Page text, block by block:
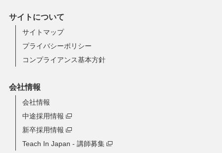
サイトについて
サイトマップ
プライバシーポリシー
コンプライアンス基本方針
会社情報
会社情報
中途採用情報
新卒採用情報
Teach In Japan - 講師募集